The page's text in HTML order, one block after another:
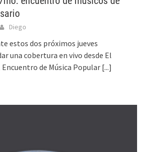
Diego
estos dos próximos jueves
una cobertura en vivo desde El
de Música Popular [...]